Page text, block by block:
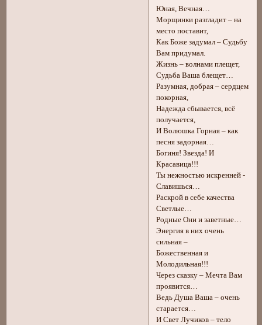
Юная, Вечная…
Морщинки разгладит – на
место поставит,
Как Боже задумал – Судьбу
Вам придумал.
Жизнь – волнами плещет,
Судьба Ваша блещет…
Разумная, добрая – сердцем
покорная,
Надежда сбывается, всё
получается,
И Волюшка Горная – как
песня задорная…
Богиня! Звезда! И
Красавица!!!
Ты нежностью искренней -
Славишься…
Раскрой в себе качества
Светлые…
Родные Они и заветные…
Энергия в них очень
сильная –
Божественная и
Молодильная!!!
Через сказку – Мечта Вам
проявится…
Ведь Душа Ваша – очень
старается…
И Свет Лучиков – тело